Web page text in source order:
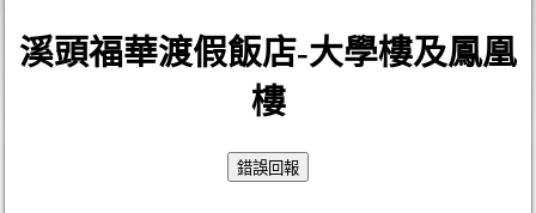
溪頭福華渡假飯店-大學樓及鳳凰
樓